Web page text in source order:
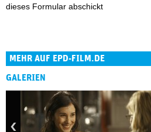
dieses Formular abschickt
MEHR AUF EPD-FILM.DE
GALERIEN